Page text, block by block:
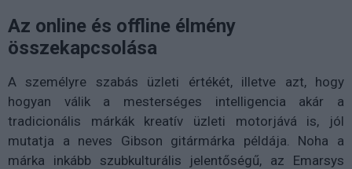
Az online és offline élmény
összekapcsolása
A személyre szabás üzleti értékét, illetve azt, hogy
hogyan válik a mesterséges intelligencia akár a
tradicionális márkák kreatív üzleti motorjává is, jól
mutatja a neves Gibson gitármárka példája. Noha a
márka inkább szubkulturális jelentőségű, az Emarsys